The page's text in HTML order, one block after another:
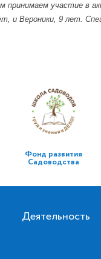
участие в
и Вероники, 9 лет.
Фонд развития
Садоводства
Деятельность